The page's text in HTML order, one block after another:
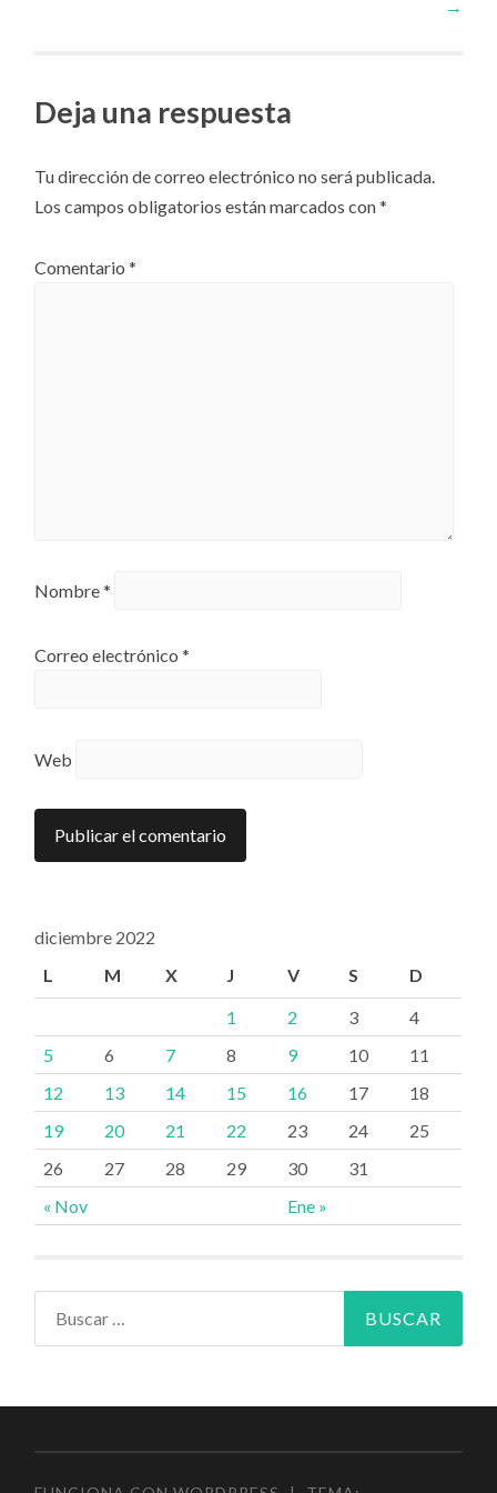
→
Deja una respuesta
Tu dirección de correo electrónico no será publicada.
Los campos obligatorios están marcados con*
Comentario*
Nombre*
Correo electrónico*
Web
diciembre 2022
L
M X J V S D
« Nov Ene »
1 2 3
4
5
6 7 8 9 10
11
12
13 14 15 16 17
18
19
20 21 22 23 24
25
26
27 28 29 30 31